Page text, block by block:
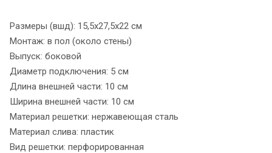
Размеры (вшд): 15,5x27,5x22 см
Монтаж: в пол (около стены)
Выпуск: боковой
Диаметр подключения: 5 см
Длина внешней части: 10 см
Ширина внешней части: 10 см
Материал решетки: нержавеющая сталь
Материал слива: пластик
Вид решетки: перфорированная